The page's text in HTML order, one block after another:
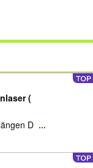
(
D ...